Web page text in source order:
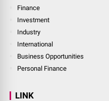
Finance
Investment
Industry
International
Business Opportunities
Personal Finance
LINK